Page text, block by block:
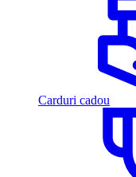
Carduri cadou